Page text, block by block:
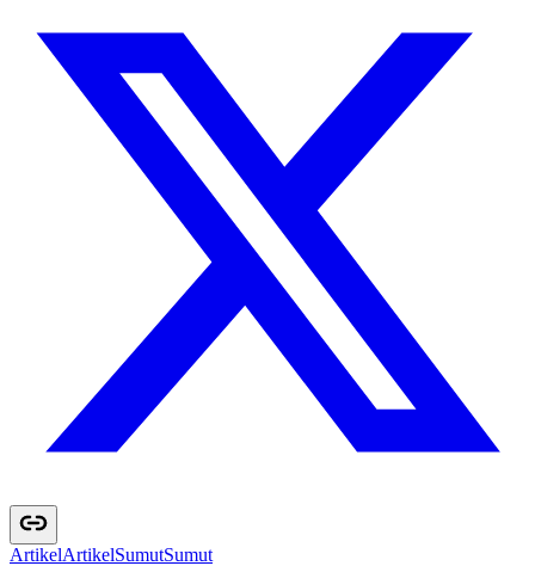
ArtikelArtikelSumutSumut